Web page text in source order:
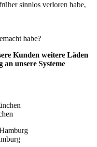
sinnlos verloren habe,
habe?
Kunden weitere Läden
unsere Systeme